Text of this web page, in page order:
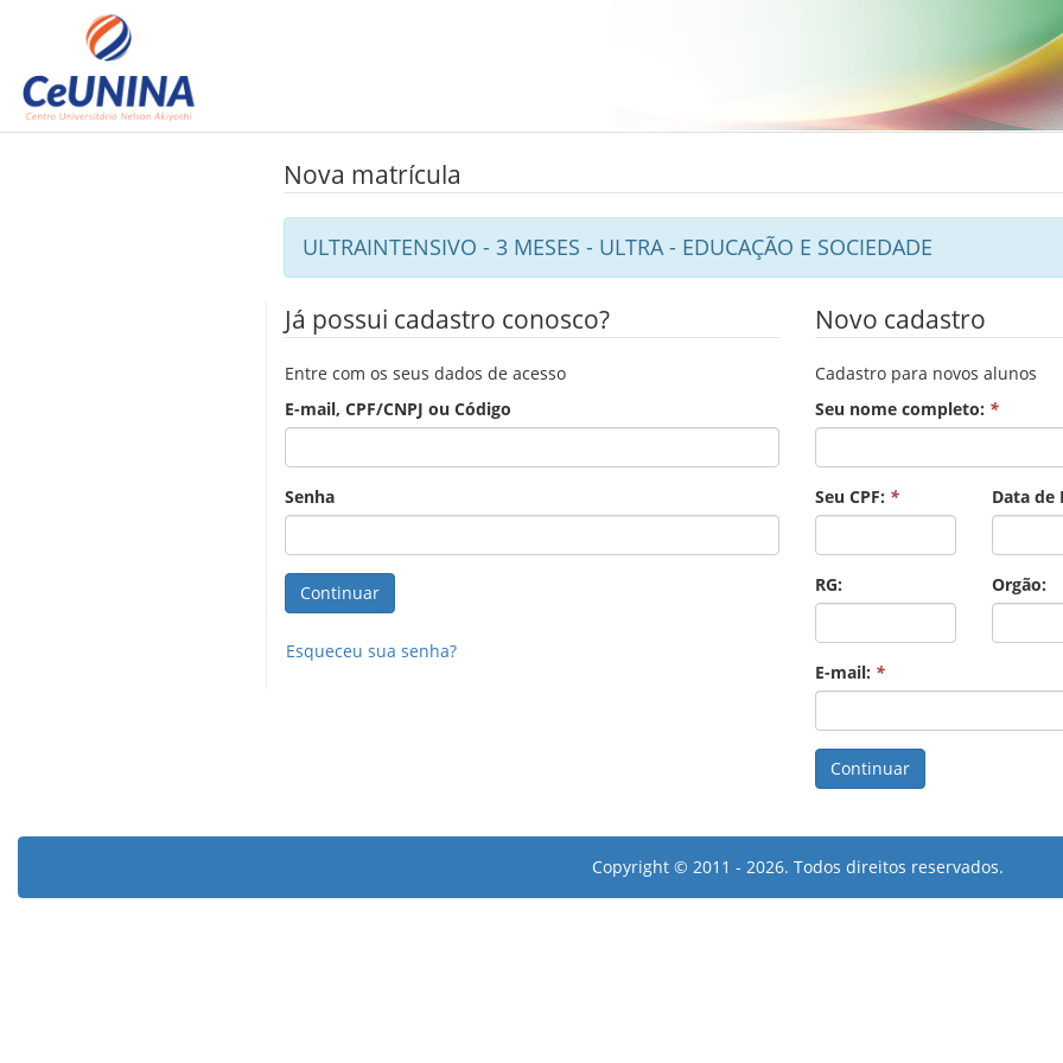
Nova matrícula
ULTRAINTENSIVO - 3 MESES - ULTRA - EDUCAÇÃO E SOCIEDADE
Já possui cadastro conosco?
Entre com os seus dados de acesso
E-mail, CPF/CNPJ ou Código
Senha
Esqueceu sua senha?
Novo cadastro
Cadastro para novos alunos
Seu nome completo: *
Seu CPF: * Data de
RG: Orgão:
E-mail: *
Copyright © 2011 - 2026. Todos direitos reservados.